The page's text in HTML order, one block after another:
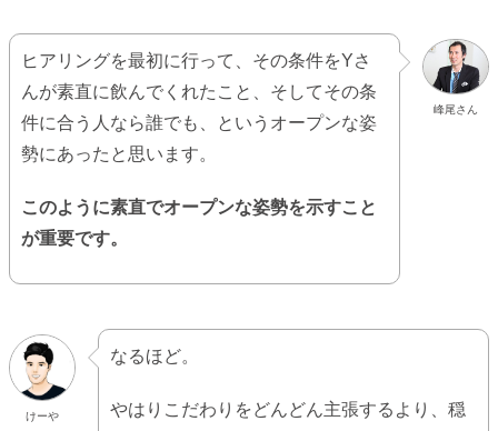
峰尾さん
ヒアリングを最初に行って、その条件をYさ
んが素直に飲んでくれたこと、そしてその条
件に合う人なら誰でも、というオープンな姿
勢にあったと思います。
このように素直でオープンな姿勢を示すこと
が重要です。
けーや
なるほど。
やはりこだわりをどんどん主張するより、穏